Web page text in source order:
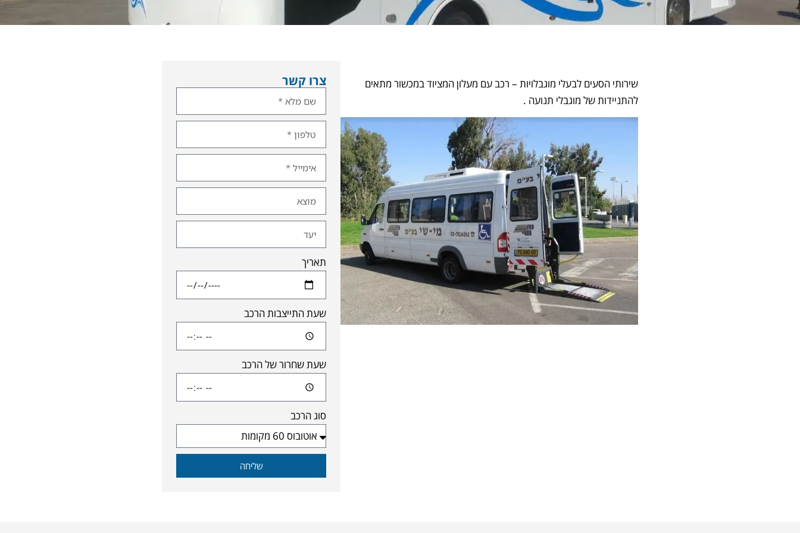
שירותי הסעים לבעלי מוגבלויות – רכב עם מעלון המציוד במכשור מתאים
להתניידות של מוגבלי תנועה .
צרו קשר
תאריך
שעת התייצבות הרכב
שעת שחרור של הרכב
סוג הרכב
שליחה